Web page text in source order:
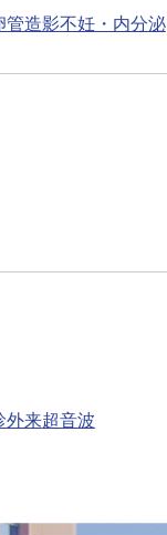
管造影不妊・内分泌
外来超音波